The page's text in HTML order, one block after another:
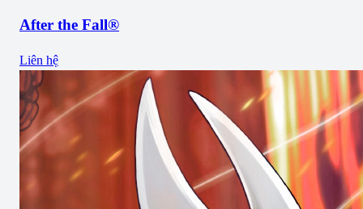
After the Fall®
Liên hệ